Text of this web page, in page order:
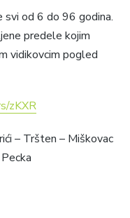
od 6 do 96 godina.
predele kojim
vidikovcim pogled
zKXR
– Tršten – Miškovac